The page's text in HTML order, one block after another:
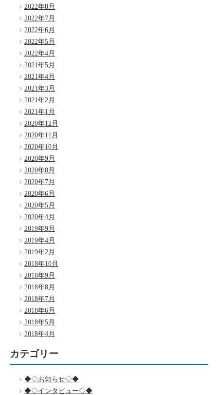
2022年8月
2022年7月
2022年6月
2022年5月
2022年4月
2021年5月
2021年4月
2021年3月
2021年2月
2021年1月
2020年12月
2020年11月
2020年10月
2020年9月
2020年8月
2020年7月
2020年6月
2020年5月
2020年4月
2019年9月
2019年4月
2019年2月
2018年10月
2018年9月
2018年8月
2018年7月
2018年6月
2018年5月
2018年4月
カテゴリー
◆◇お知らせ◇◆
◆◇インタビュー◇◆